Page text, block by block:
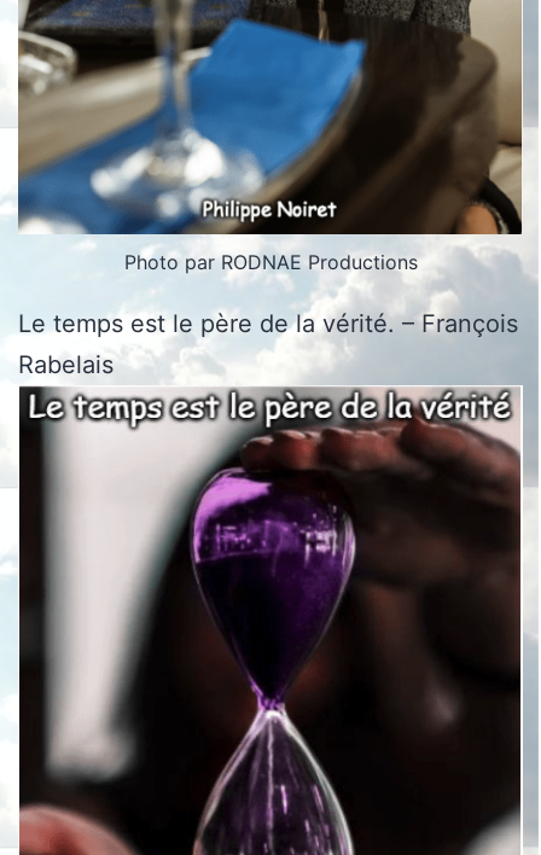
Photo par RODNAE Productions
Le temps est le père de la vérité. – François
Rabelais